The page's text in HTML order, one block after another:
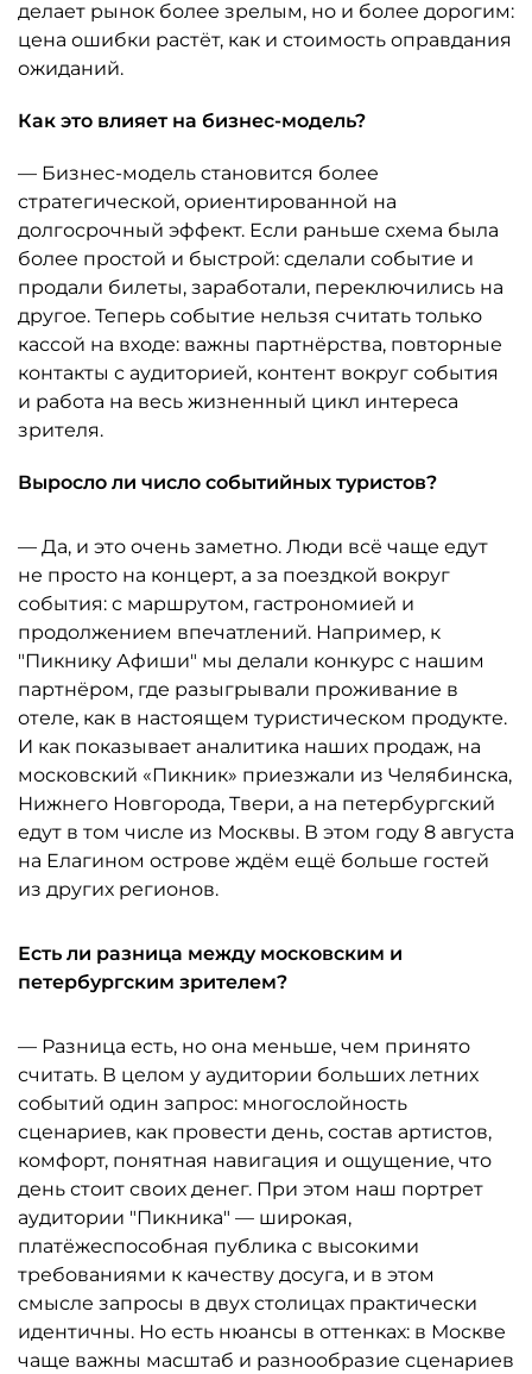
делает рынок более зрелым, но и более дорогим:
цена ошибки растёт, как и стоимость оправдания
ожиданий.
Как это влияет на бизнес-модель?
— Бизнес-модель становится более
стратегической, ориентированной на
долгосрочный эффект. Если раньше схема была
более простой и быстрой: сделали событие и
продали билеты, заработали, переключились на
другое. Теперь событие нельзя считать только
кассой на входе: важны партнёрства, повторные
контакты с аудиторией, контент вокруг события
и работа на весь жизненный цикл интереса
зрителя.
Выросло ли число событийных туристов?
— Да, и это очень заметно. Люди всё чаще едут
не просто на концерт, а за поездкой вокруг
события: с маршрутом, гастрономией и
продолжением впечатлений. Например, к
"Пикнику Афиши" мы делали конкурс с нашим
партнёром, где разыгрывали проживание в
отеле, как в настоящем туристическом продукте.
И как показывает аналитика наших продаж, на
московский «Пикник» приезжали из Челябинска,
Нижнего Новгорода, Твери, а на петербургский
едут в том числе из Москвы. В этом году 8 августа
на Елагином острове ждём ещё больше гостей
из других регионов.
Есть ли разница между московским и
петербургским зрителем?
— Разница есть, но она меньше, чем принято
считать. В целом у аудитории больших летних
событий один запрос: многослойность
сценариев, как провести день, состав артистов,
комфорт, понятная навигация и ощущение, что
день стоит своих денег. При этом наш портрет
аудитории "Пикника" — широкая,
платёжеспособная публика с высокими
требованиями к качеству досуга, и в этом
смысле запросы в двух столицах практически
идентичны. Но есть нюансы в оттенках: в Москве
чаще важны масштаб и разнообразие сценариев